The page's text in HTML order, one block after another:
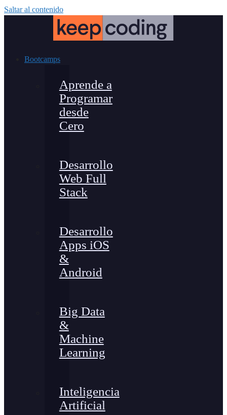
Saltar al contenido
Bootcamps
Aprende a
Programar
desde
Cero
Desarrollo
Web Full
Stack
Desarrollo
Apps iOS
&
Android
Big Data
&
Machine
Learning
Inteligencia
Artificial